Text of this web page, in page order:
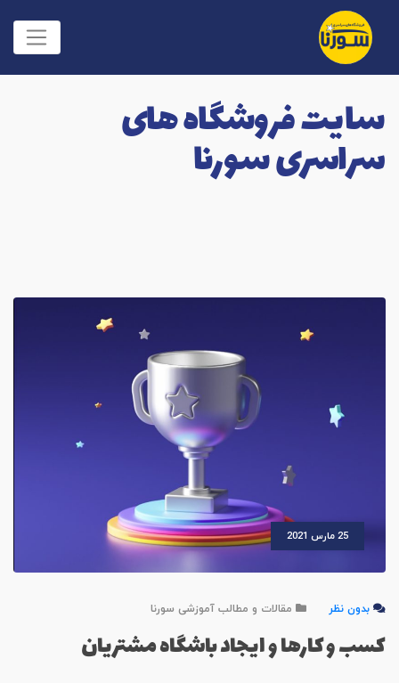
سایت فروشگاه های
سراسری سورنا
25 مارس 2021
بدون نظر مقالات و مطالب آموزشی سورنا
کسب و کارها و ایجاد باشگاه مشتریان